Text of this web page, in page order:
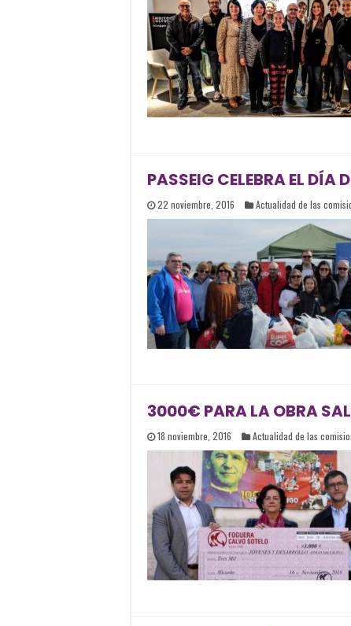
PASSEIG CELEBRA EL DÍA
22 noviembre, 2016 Actualidad de las
3000€ PARA LA OBRA
18 noviembre, 2016 Actualidad de las